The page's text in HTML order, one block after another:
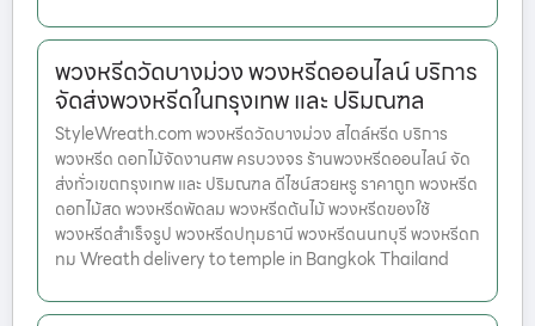
พวงหรีดวัดบางม่วง พวงหรีดออนไลน์ บริการ
จัดส่งพวงหรีดในกรุงเทพ และ ปริมณฑล
StyleWreath.com พวงหรีดวัดบางม่วง สไตล์หรีด บริการ
พวงหรีด ดอกไม้จัดงานศพ ครบวงจร ร้านพวงหรีดออนไลน์ จัด
ส่งทั่วเขตกรุงเทพ และ ปริมณฑล ดีไซน์สวยหรู ราคาถูก พวงหรีด
ดอกไม้สด พวงหรีดพัดลม พวงหรีดต้นไม้ พวงหรีดของใช้
พวงหรีดสำเร็จรูป พวงหรีดปทุมธานี พวงหรีดนนทบุรี พวงหรีดก
ทม Wreath delivery to temple in Bangkok Thailand